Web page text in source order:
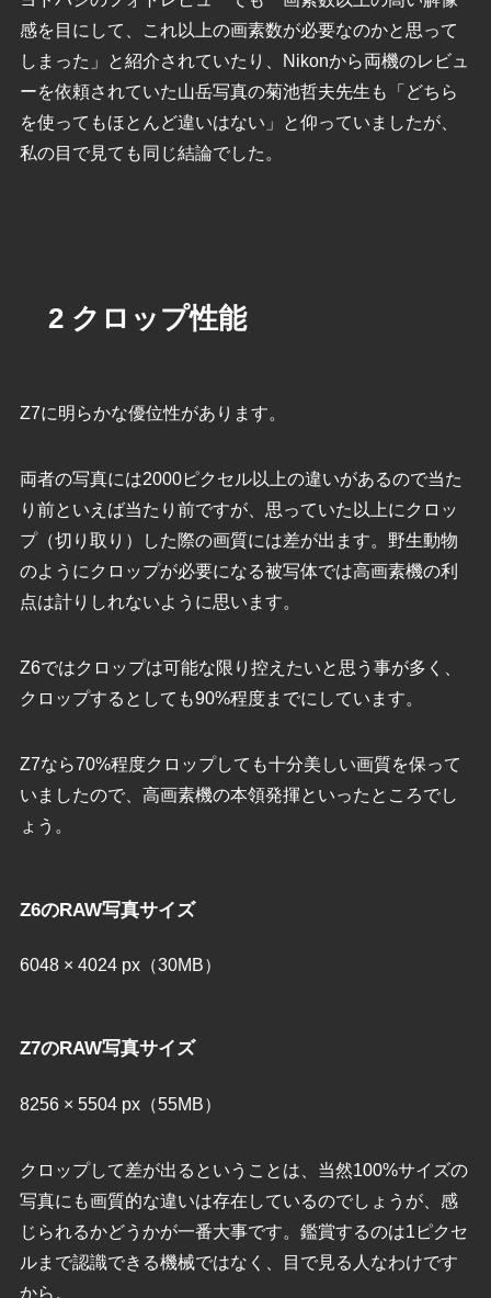
感を目にして、これ以上の画素数が必要なのかと思って
しまった」と紹介されていたり、Nikonから両機のレビュ
ーを依頼されていた山岳写真の菊池哲夫先生も「どちら
を使ってもほとんど違いはない」と仰っていましたが、
私の目で見ても同じ結論でした。
2 クロップ性能
Z7に明らかな優位性があります。
両者の写真には2000ピクセル以上の違いがあるので当た
り前といえば当たり前ですが、思っていた以上にクロッ
プ（切り取り）した際の画質には差が出ます。野生動物
のようにクロップが必要になる被写体では高画素機の利
点は計りしれないように思います。
Z6ではクロップは可能な限り控えたいと思う事が多く、
クロップするとしても90%程度までにしています。
Z7なら70%程度クロップしても十分美しい画質を保って
いましたので、高画素機の本領発揮といったところでし
ょう。
Z6のRAW写真サイズ
6048 × 4024 px（30MB）
Z7のRAW写真サイズ
8256 × 5504 px（55MB）
クロップして差が出るということは、当然100%サイズの
写真にも画質的な違いは存在しているのでしょうが、感
じられるかどうかが一番大事です。鑑賞するのは1ピクセ
ルまで認識できる機械ではなく、目で見る人なわけです
から。